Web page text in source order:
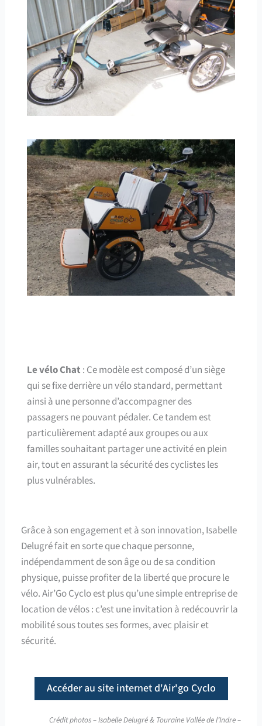
Le vélo Chat : Ce modèle est composé d’un siège
qui se fixe derrière un vélo standard, permettant
ainsi à une personne d’accompagner des
passagers ne pouvant pédaler. Ce tandem est
particulièrement adapté aux groupes ou aux
familles souhaitant partager une activité en plein
air, tout en assurant la sécurité des cyclistes les
plus vulnérables.
Grâce à son engagement et à son innovation, Isabelle
Delugré fait en sorte que chaque personne,
indépendamment de son âge ou de sa condition
physique, puisse profiter de la liberté que procure le
vélo. Air’Go Cyclo est plus qu’une simple entreprise de
location de vélos : c’est une invitation à redécouvrir la
mobilité sous toutes ses formes, avec plaisir et
sécurité.
Accéder au site internet d'Air'go Cyclo
Crédit photos – Isabelle Delugré & Touraine Vallée de l’Indre –